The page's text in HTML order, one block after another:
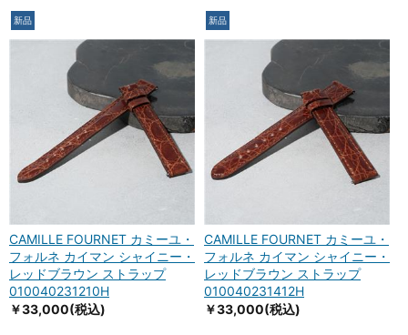
新品
CAMILLE FOURNET カミーユ・
フォルネ カイマン シャイニー・
レッドブラウン ストラップ
010040231210H
￥33,000(税込)
新品
CAMILLE FOURNET カミーユ・
フォルネ カイマン シャイニー・
レッドブラウン ストラップ
010040231412H
￥33,000(税込)